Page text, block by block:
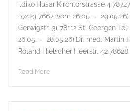
Ildiko Husar Kirchtorstrasse 4
07423-7667 (vom 26.05. –
Gerwigstr. 31 78112 St. Georgen
26.05. – 28.05.26) Dr. med. Martin
Roland Hielscher Heerstr. 42 78628
Read More